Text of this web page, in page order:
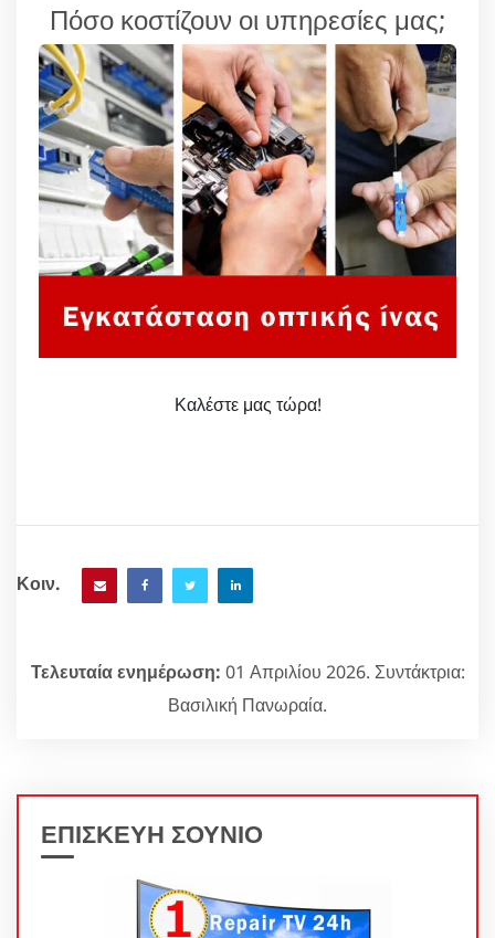
Πόσο κοστίζουν οι υπηρεσίες μας;
Καλέστε μας τώρα!
Κοιν.
Τελευταία ενημέρωση: 01 Απριλίου 2026. Συντάκτρια:
Βασιλική Πανωραία.
ΕΠΙΣΚΕΥΗ ΣΟΥΝΙΟ